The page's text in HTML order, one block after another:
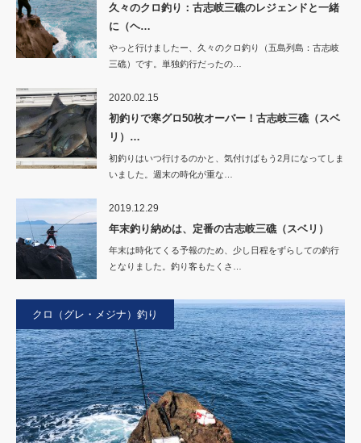
久々のクロ釣り：古志岐三礁のレジェンドと一緒
に（ヘ…
やっと行けましたー、久々のクロ釣り（五島列島：古志岐
三礁）です。単独釣行だったの…
2020.02.15
初釣りで寒グロ50枚オーバー！古志岐三礁（スベ
リ）…
初釣りはいつ行けるのかと、気付けばもう2月になってしま
いました。週末の時化が重な…
2019.12.29
年末釣り納めは、定番の古志岐三礁（スベリ）
年末は時化てくる予報のため、少し日程をずらしての釣行
となりました。釣り客もたくさ…
クロ（グレ・メジナ）釣り